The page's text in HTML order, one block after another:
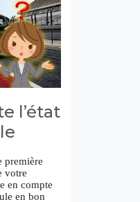
l’état
première
votre
en compte
en bon